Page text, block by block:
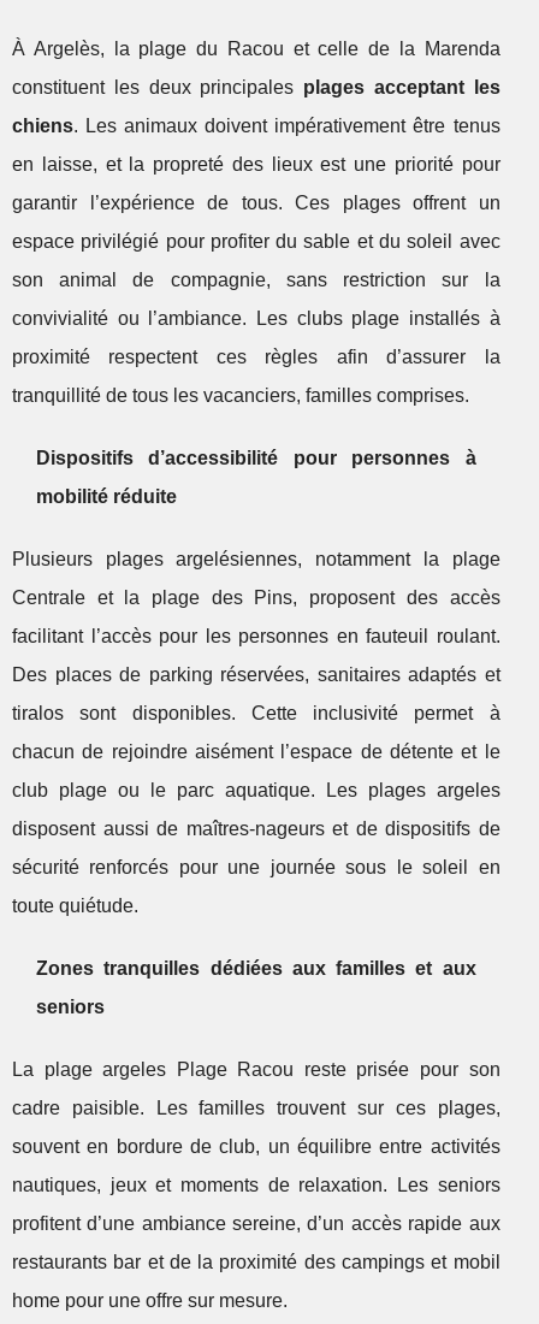
À Argelès, la plage du Racou et celle de la Marenda
constituent les deux principales plages acceptant les
chiens. Les animaux doivent impérativement être tenus
en laisse, et la propreté des lieux est une priorité pour
garantir l’expérience de tous. Ces plages offrent un
espace privilégié pour profiter du sable et du soleil avec
son animal de compagnie, sans restriction sur la
convivialité ou l’ambiance. Les clubs plage installés à
proximité respectent ces règles afin d’assurer la
tranquillité de tous les vacanciers, familles comprises.
Dispositifs d’accessibilité pour personnes à
mobilité réduite
Plusieurs plages argelésiennes, notamment la plage
Centrale et la plage des Pins, proposent des accès
facilitant l’accès pour les personnes en fauteuil roulant.
Des places de parking réservées, sanitaires adaptés et
tiralos sont disponibles. Cette inclusivité permet à
chacun de rejoindre aisément l’espace de détente et le
club plage ou le parc aquatique. Les plages argeles
disposent aussi de maîtres-nageurs et de dispositifs de
sécurité renforcés pour une journée sous le soleil en
toute quiétude.
Zones tranquilles dédiées aux familles et aux
seniors
La plage argeles Plage Racou reste prisée pour son
cadre paisible. Les familles trouvent sur ces plages,
souvent en bordure de club, un équilibre entre activités
nautiques, jeux et moments de relaxation. Les seniors
profitent d’une ambiance sereine, d’un accès rapide aux
restaurants bar et de la proximité des campings et mobil
home pour une offre sur mesure.